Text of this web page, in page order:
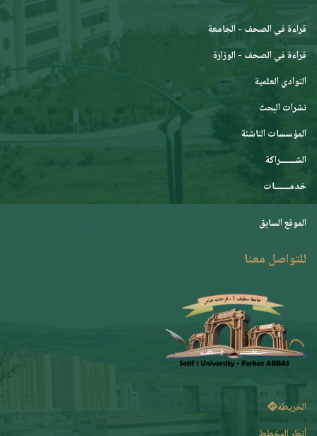
قراءة في الصحف - الجامعة
قراءة في الصحف - الوزارة
النوادي العلمية
نشرات البحث
المؤسسات الناشئة
الشـــــــراكة
خدمـــــــات
الموقع السابق
للتواصل معنا
الخريطة